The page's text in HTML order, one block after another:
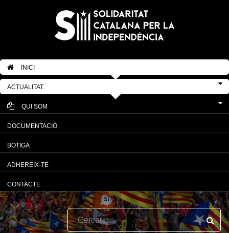
INICI
ACTUALITAT
QUI SOM
DOCUMENTACIÓ
BOTIGA
ADHEREIX-TE
CONTACTE